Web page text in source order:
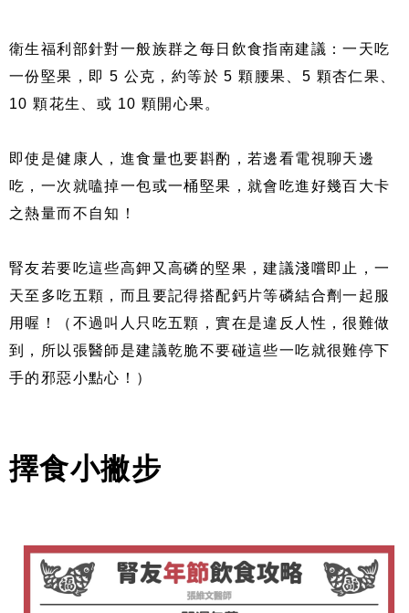
衛生福利部針對一般族群之每日飲食指南建議：一天吃
一份堅果，即 5 公克，約等於 5 顆腰果、5 顆杏仁果、
10 顆花生、或 10 顆開心果。
即使是健康人，進食量也要斟酌，若邊看電視聊天邊
吃，一次就嗑掉一包或一桶堅果，就會吃進好幾百大卡
之熱量而不自知！
腎友若要吃這些高鉀又高磷的堅果，建議淺嚐即止，一
天至多吃五顆，而且要記得搭配鈣片等磷結合劑一起服
用喔！（不過叫人只吃五顆，實在是違反人性，很難做
到，所以張醫師是建議乾脆不要碰這些一吃就很難停下
手的邪惡小點心！）
擇食小撇步